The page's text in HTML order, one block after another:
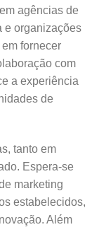
agências de
e organizações
fornecer
com
a experiência
de
tanto em
Espera-se
marketing
estabelecidos,
Além